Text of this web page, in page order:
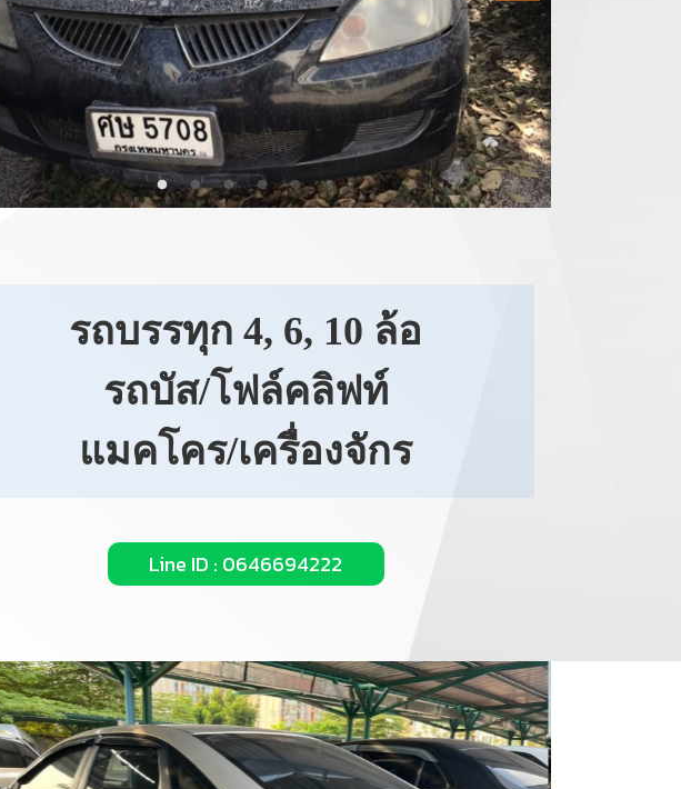
รถบรรทุก 4, 6, 10 ล้อ
รถบัส/โฟล์คลิฟท์
แมคโคร/เครื่องจักร
Line ID : 0646694222